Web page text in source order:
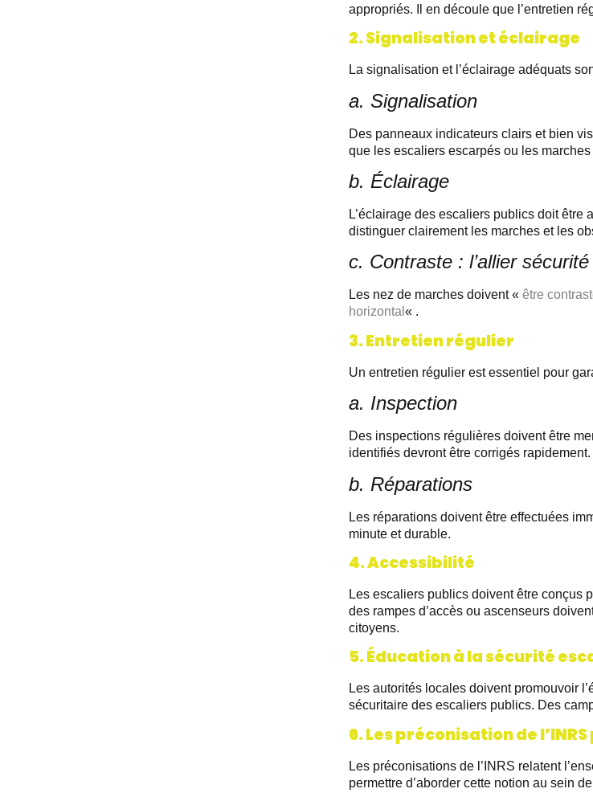
appropriés. Il en découle que l’entretien
2. Signalisation et éclairage
La signalisation et l’éclairage adéquats
a. Signalisation
Des panneaux indicateurs clairs et bien
que les escaliers escarpés ou les
b. Éclairage
L’éclairage des escaliers publics doit être
distinguer clairement les marches et les
c. Contraste : l’allier
Les nez de marches doivent « être
horizontal « .
3. Entretien régulier
Un entretien régulier est essentiel pour
a. Inspection
Des inspections régulières doivent être
identifiés devront être corrigés rapidement.
b. Réparations
Les réparations doivent être effectuées
minute et durable.
4. Accessibilité
Les escaliers publics doivent être conçus
des rampes d’accès ou ascenseurs
citoyens.
5. Éducation à la sécurité
Les autorités locales doivent promouvoir
sécuritaire des escaliers publics. Des
6. Les préconisation de
Les préconisations de l’INRS relatent
permettre d’aborder cette notion au sein